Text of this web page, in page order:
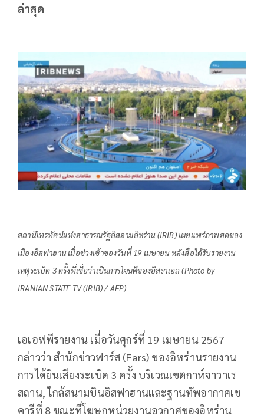
ล่าสุด
สถานีโทรทัศน์แห่งสาธารณรัฐอิสลามอิหร่าน (IRIB) เผยแพร่ภาพสดของ
เมืองอิสฟาฮาน เมื่อช่วงเช้าของวันที่ 19 เมษายน หลังสื่อได้รับรายงาน
เหตุระเบิด 3 ครั้งที่เชื่อว่าเป็นการโจมตีของอิสราเอล (Photo by
IRANIAN STATE TV (IRIB) / AFP)
เอเอฟพีรายงาน เมื่อวันศุกร์ที่ 19 เมษายน 2567
กล่าวว่า สำนักข่าวฟาร์ส (Fars) ของอิหร่านรายงาน
การได้ยินเสียงระเบิด 3 ครั้ง บริเวณเขตกาห์จาวาเร
สถาน, ใกล้สนามบินอิสฟาฮานและฐานทัพอากาศเช
คารีที่ 8 ขณะที่โฆษกหน่วยงานอวกาศของอิหร่าน